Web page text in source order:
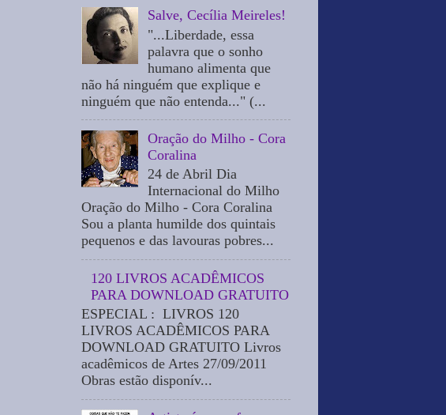
Salve, Cecília Meireles!
"...Liberdade, essa
palavra que o sonho
humano alimenta que
não há ninguém que explique e
ninguém que não entenda..." (...
Oração do Milho - Cora
Coralina
24 de Abril Dia
Internacional do Milho
Oração do Milho - Cora Coralina
Sou a planta humilde dos quintais
pequenos e das lavouras pobres...
120 LIVROS ACADÊMICOS
PARA DOWNLOAD GRATUITO
ESPECIAL : LIVROS 120
LIVROS ACADÊMICOS PARA
DOWNLOAD GRATUITO Livros
acadêmicos de Artes 27/09/2011
Obras estão disponív...